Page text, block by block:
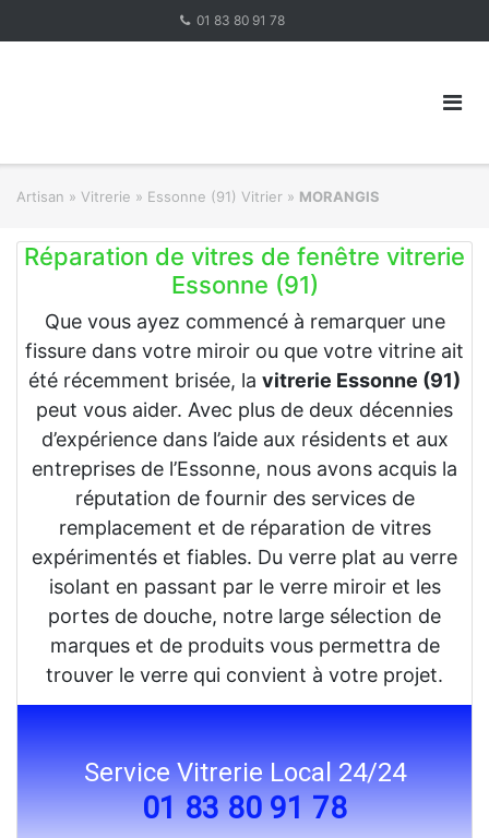
01 83 80 91 78
Artisan » Vitrerie » Essonne (91) Vitrier » MORANGIS
Réparation de vitres de fenêtre vitrerie
Essonne (91)
Que vous ayez commencé à remarquer une
fissure dans votre miroir ou que votre vitrine ait
été récemment brisée, la vitrerie Essonne (91)
peut vous aider. Avec plus de deux décennies
d’expérience dans l’aide aux résidents et aux
entreprises de l’Essonne, nous avons acquis la
réputation de fournir des services de
remplacement et de réparation de vitres
expérimentés et fiables. Du verre plat au verre
isolant en passant par le verre miroir et les
portes de douche, notre large sélection de
marques et de produits vous permettra de
trouver le verre qui convient à votre projet.
Service Vitrerie Local 24/24
01 83 80 91 78